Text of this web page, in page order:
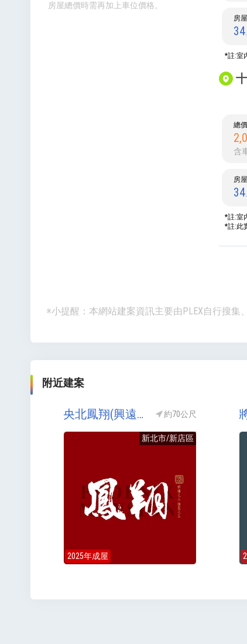
房屋總價時需再加上車位價格。
房
34
*註:室
總
含
房
34
*註:室
*註:此
※小提醒：本網站建案資訊主要由PLEX自行搜
附近建案
央北鳳翔(興遠鳳翔) 約70公尺
新北市/新店區
2025年成屋